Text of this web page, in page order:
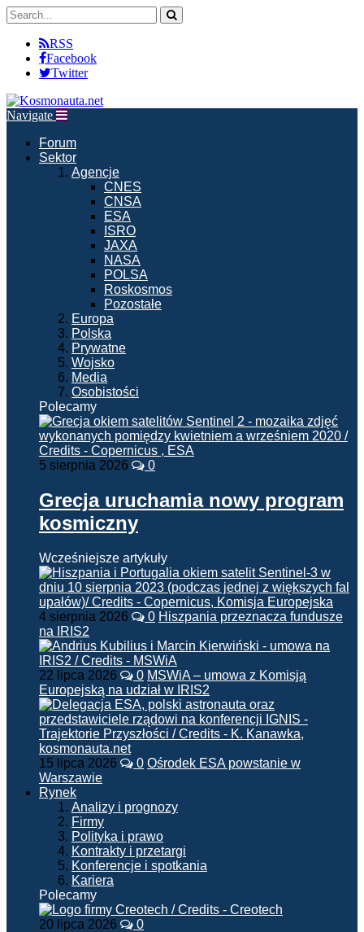
RSS
Facebook
Twitter
Navigate
Forum
Sektor
Agencje
CNES
CNSA
ESA
ISRO
JAXA
NASA
POLSA
Roskosmos
Pozostałe
Europa
Polska
Prywatne
Wojsko
Media
Osobistości
Polecamy
5 sierpnia 2026 0
Grecja uruchamia nowy program
kosmiczny
Wcześniejsze artykuły
4 sierpnia 2026 0 Hiszpania przeznacza fundusze
na IRIS2
22 lipca 2026 0 MSWiA – umowa z Komisją
Europejską na udział w IRIS2
15 lipca 2026 0 Ośrodek ESA powstanie w
Warszawie
Rynek
Analizy i prognozy
Firmy
Polityka i prawo
Kontrakty i przetargi
Konferencje i spotkania
Kariera
Polecamy
20 lipca 2026 0